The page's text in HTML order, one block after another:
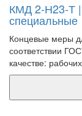
КМД 2-Н23-Т
специальные
Концевые меры
соответствии
качестве: